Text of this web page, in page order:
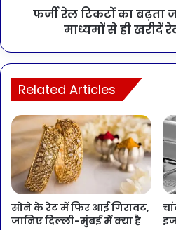
फर्जी रेल टिकटों का
माध्यमों से ही खरीदें
Related Articles
सोने के रेट में फिर आई गिरावट,
जानिए दिल्ली-मुंबई में क्या है